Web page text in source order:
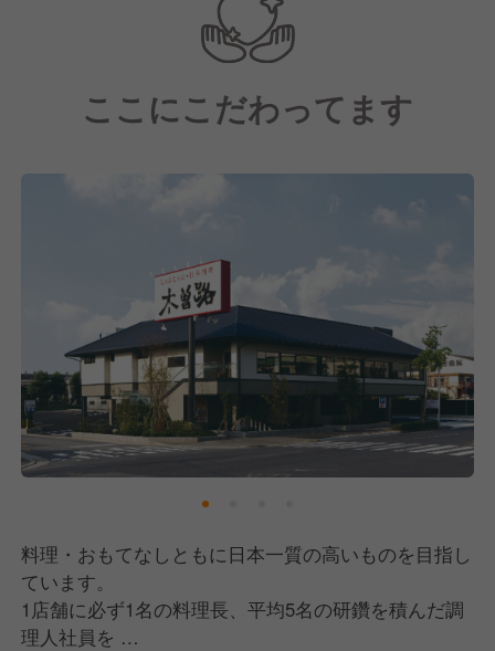
調理場社員の教育・フォロー体制も万全です！
ここにこだわってます
料理・おもてなしともに日本一質の高いものを目指し
ています。
1店舗に必ず1名の料理長、平均5名の研鑽を積んだ調
理人社員を